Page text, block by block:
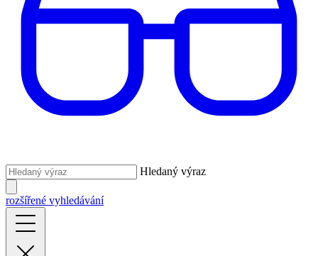
Hledaný výraz
rozšířené vyhledávání